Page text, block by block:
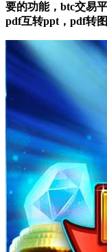
要的功能，btc交易
pdf互转ppt，pdf转图